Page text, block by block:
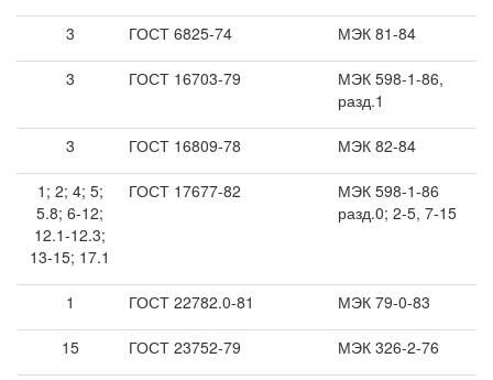
3 ГОСТ 6825-74 МЭК 81-84
3 ГОСТ 16703-79
МЭК 598-1-86,
разд.1
3 ГОСТ 16809-78 МЭК 82-84
1; 2; 4; 5;
5.8; 6-12;
12.1-12.3;
13-15; 17.1
ГОСТ 17677-82
МЭК 598-1-86
разд.0; 2-5, 7-15
1 ГОСТ 22782.0-81 МЭК 79-0-83
15 ГОСТ 23752-79 МЭК 326-2-76